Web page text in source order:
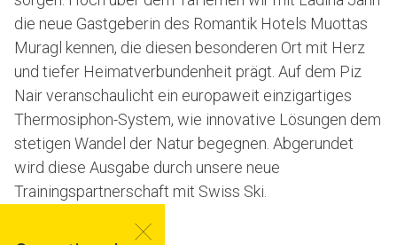
die neue Gastgeberin des Romantik Hotels Muottas
Muragl kennen, die diesen besonderen Ort mit Herz
und tiefer Heimatverbundenheit prägt. Auf dem Piz
Nair veranschaulicht ein europaweit einzigartiges
Thermosiphon-System, wie innovative Lösungen dem
stetigen Wandel der Natur begegnen. Abgerundet
wird diese Ausgabe durch unsere neue
Trainingspartnerschaft mit Swiss Ski.